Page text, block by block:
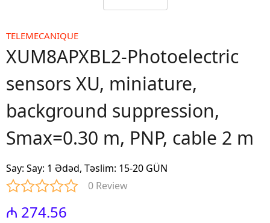
TELEMECANIQUE
XUM8APXBL2-Photoelectric
sensors XU, miniature,
background suppression,
Smax=0.30 m, PNP, cable 2 m
Say: Say: 1 Ədəd, Təslim: 15-20 GÜN
0 Review
₼ 274.56